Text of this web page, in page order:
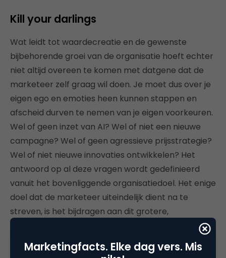
Kill your darlings
Wat leidt tot waardecreatie en de gewenste
bijbehorende groei van de organisatie hoeft echter
niet altijd overeen te komen met datgene dat de
marketeer zelf graag wil doen. Je moet dus over je
eigen ego en emoties heen kunnen stappen en
afscheid durven te nemen van je eigen voorkeuren.
Wel of geen inzet van AI? Wel of niet een nieuwe
campagne? Wel of geen agressieve prijsstrategie?
Wel of niet nieuwe innovaties ontwikkelen? Het
antwoord op al deze vragen wordt gedefinieerd
vanuit het bovenliggende organisatiedoel. Het enige
doel dat de marketeer uiteindelijk dient na te
streven, is het bijdragen aan dit grotere,
Dit artikel verscheen eerder op marketingtribune.nl.
Marketingfacts. Elke dag vers. Mis